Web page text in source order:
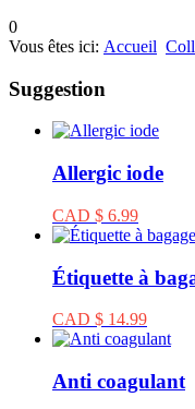
0
Vous êtes ici: Accueil
Suggestion
Allergic iode
CAD $ 6.99
Étiquette à
CAD $ 14.99
Anti coagulant